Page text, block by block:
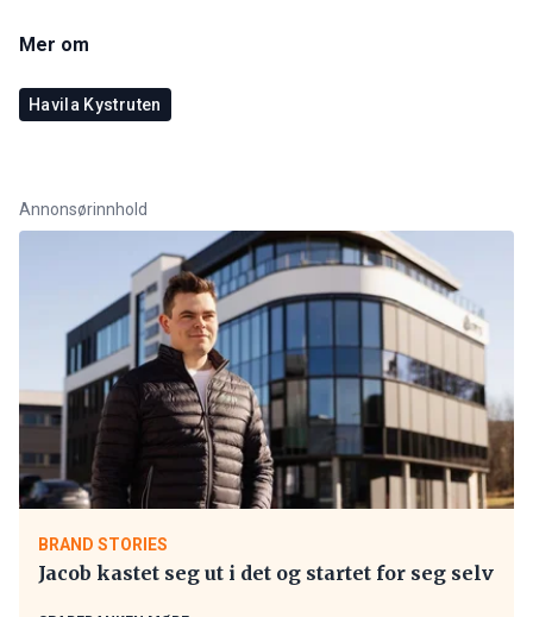
Mer om
Havila Kystruten
Annonsørinnhold
BRAND STORIES
Jacob kastet seg ut i det og startet for seg selv